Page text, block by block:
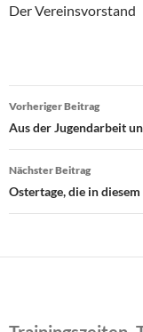
Der Vereinsvorstand
Vorheriger Beitrag
Aus der Jugendarbeit
Nächster Beitrag
Ostertage, die in